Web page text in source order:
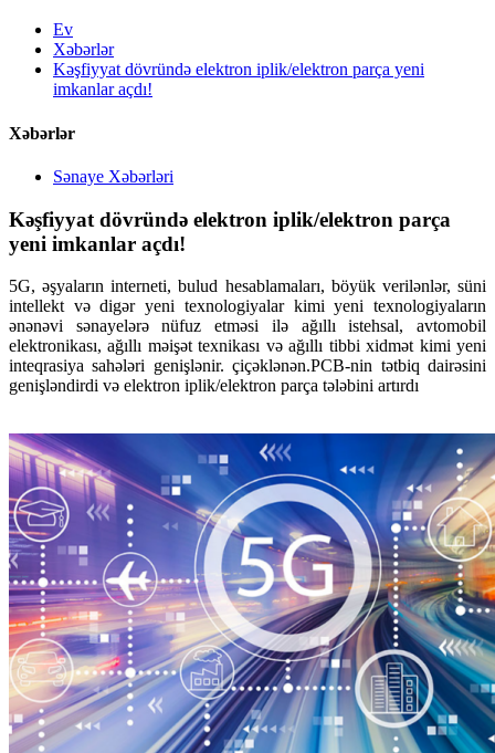
Ev
Xəbərlər
Kəşfiyyat dövründə elektron iplik/elektron parça yeni
imkanlar açdı!
Xəbərlər
Sənaye Xəbərləri
Kəşfiyyat dövründə elektron iplik/elektron parça
yeni imkanlar açdı!
5G, əşyaların interneti, bulud hesablamaları, böyük verilənlər, süni
intellekt və digər yeni texnologiyalar kimi yeni texnologiyaların
ənənəvi sənayelərə nüfuz etməsi ilə ağıllı istehsal, avtomobil
elektronikası, ağıllı məişət texnikası və ağıllı tibbi xidmət kimi yeni
inteqrasiya sahələri genişlənir. çiçəklənən.PCB-nin tətbiq dairəsini
genişləndirdi və elektron iplik/elektron parça tələbini artırdı